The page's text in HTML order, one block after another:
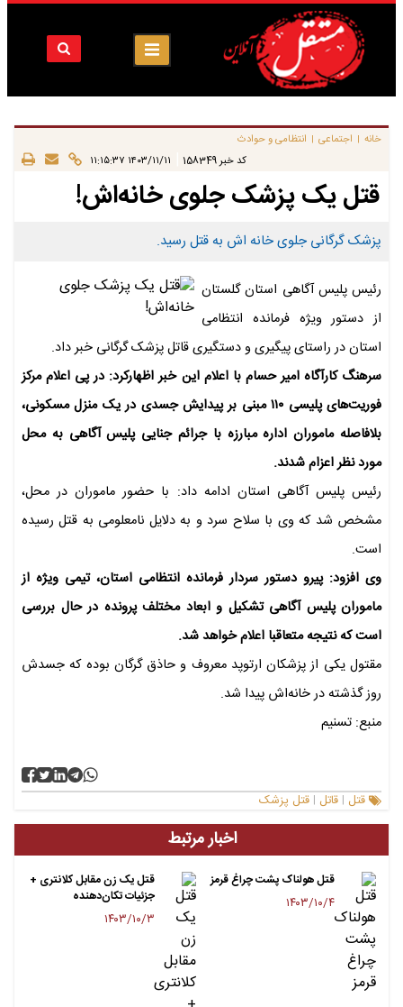
خانه | اجتماعی | انتظامی و حوادث
کد خبر 158349 ۱۴۰۳/۱۱/۱۱ ۱۱:۱۵:۳۷
قتل یک پزشک جلوی خانه‌اش!
پزشک گرگانی جلوی خانه اش به قتل رسید.
رئیس پلیس آگاهی استان گلستان
از دستور ویژه فرمانده انتظامی
استان در راستای پیگیری و دستگیری قاتل پزشک گرگانی خبر داد.
سرهنگ کارآگاه امیر حسام با اعلام این خبر اظهارکرد: در پی اعلام مرکز
فوریت‌های پلیسی ۱۱۰ مبنی بر پیدایش جسدی در یک منزل مسکونی،
بلافاصله ماموران اداره مبارزه با جرائم جنایی پلیس آگاهی به محل
مورد نظر اعزام شدند.
رئیس پلیس آگاهی استان ادامه داد: با حضور ماموران در محل،
مشخص شد که وی با سلاح سرد و به دلایل نامعلومی به قتل رسیده
است.
وی افزود: پیرو دستور سردار فرمانده انتظامی استان، تیمی ویژه از
ماموران پلیس آگاهی تشکیل و ابعاد مختلف پرونده در حال بررسی
است که نتیجه متعاقبا اعلام خواهد شد.
مقتول یکی از پزشکان ارتوپد معروف و حاذق گرگان بوده که جسدش
روز گذشته در خانه‌اش پیدا شد.
منبع: تسنیم
قتل | قاتل | قتل پزشک
اخبار مرتبط
قتل هولناک پشت چراغ قرمز
۱۴۰۳/۱۰/۴
قتل یک زن مقابل کلانتری +
جزئیات تکان‌دهنده
۱۴۰۳/۱۰/۳